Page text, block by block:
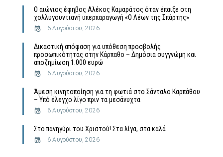
Ο αιώνιος έφηβος Αλέκος Καμαράτος όταν έπαιξε στη
χολλυγουντιανή υπερπαραγωγή «Ο Λέων της Σπάρτης»
6 Αυγούστου, 2026
Δικαστική απόφαση για υπόθεση προσβολής
προσωπικότητας στην Κάρπαθο – Δημόσια συγγνώμη και
αποζημίωση 1.000 ευρώ
6 Αυγούστου, 2026
Άμεση κινητοποίηση για τη φωτιά στο Σάνταλο Καρπάθου
– Υπό έλεγχο λίγο πριν τα μεσάνυχτα
6 Αυγούστου, 2026
Στο πανηγύρι του Χριστού! Στα λίγα, στα καλά
6 Αυγούστου, 2026